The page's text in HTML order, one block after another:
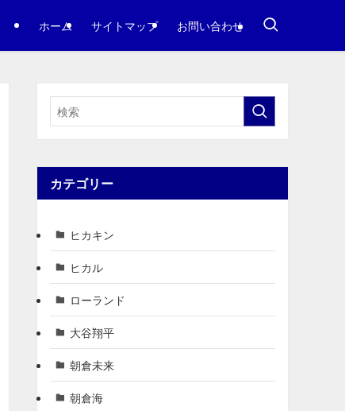
ホーム サイトマップ お問い合わせ
カテゴリー
ヒカキン
ヒカル
ローランド
大谷翔平
朝倉未来
朝倉海